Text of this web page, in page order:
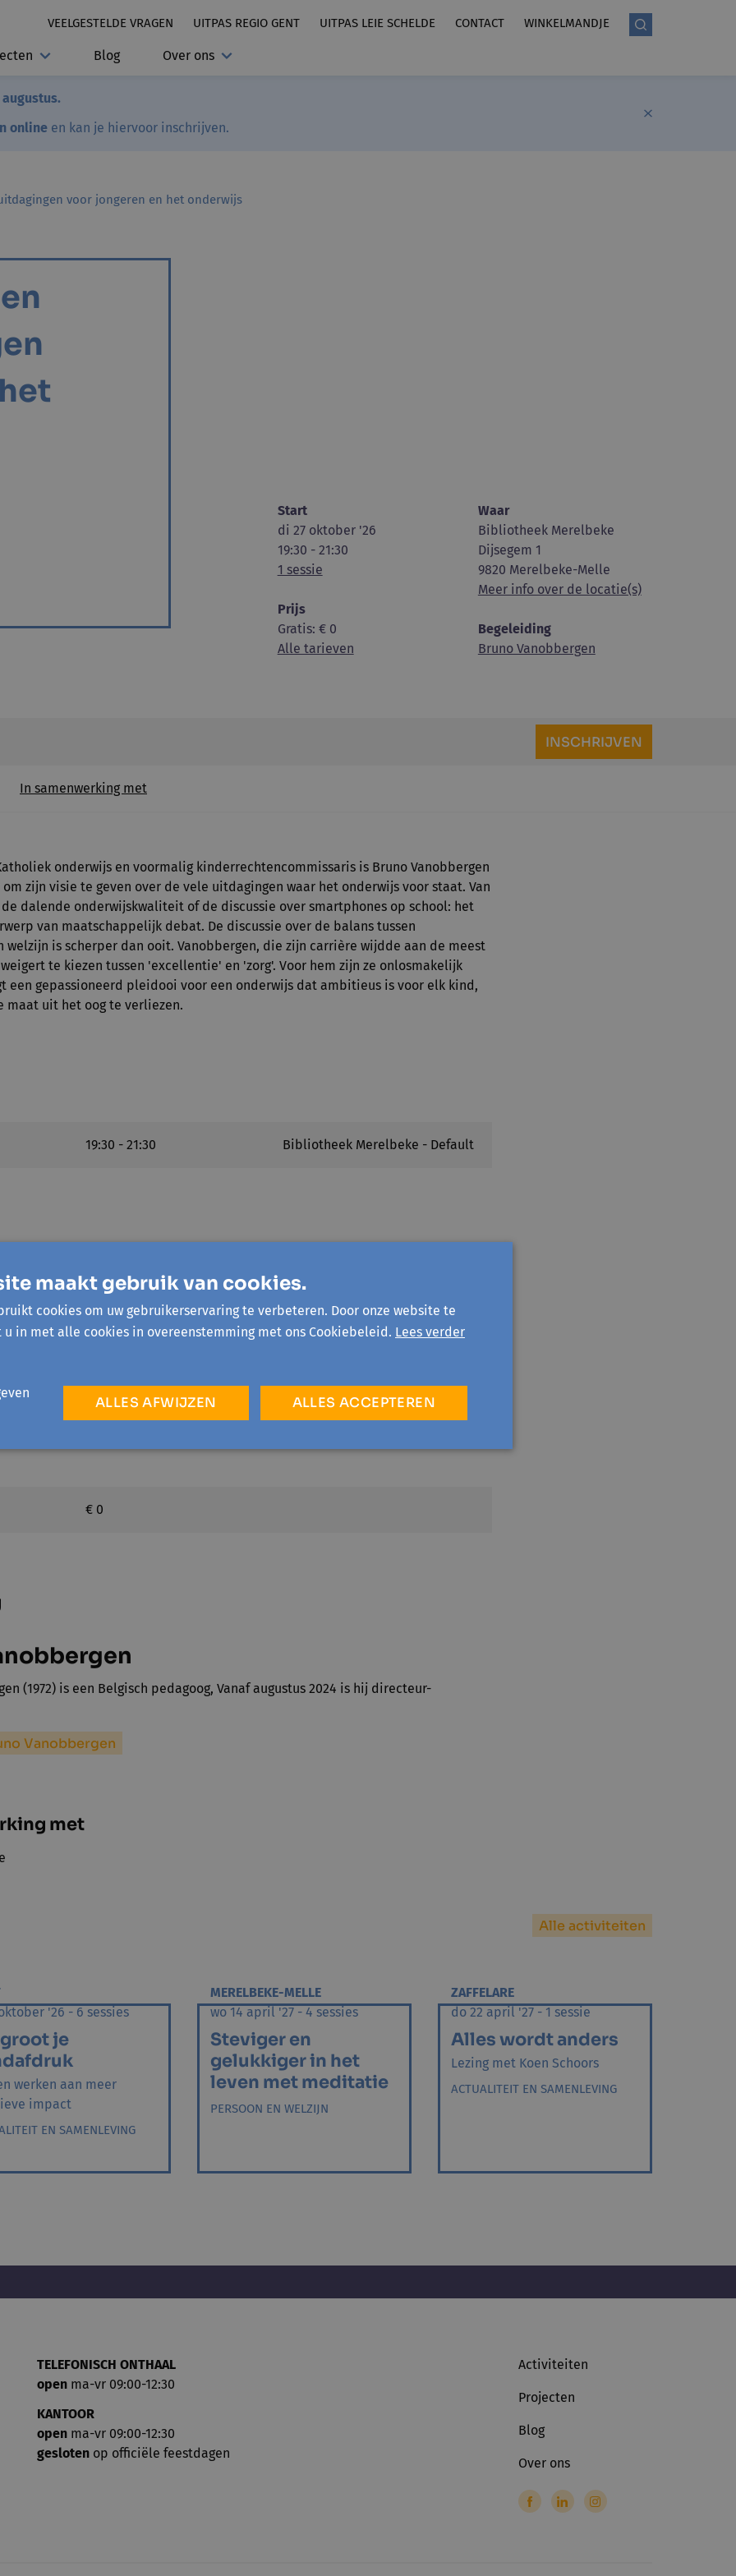
VEELGESTELDE VRAGEN UITPAS REGIO GENT UITPAS LEIE SCHELDE CONTACT WINKELMANDJE
Blog Over ons
online en kan je hiervoor inschrijven.
voor jongeren en het onderwijs
Start
di 27 oktober '26
19:30 - 21:30
1 sessie
Prijs
Gratis: € 0
Alle tarieven
Waar
Bibliotheek Merelbeke
Dijsegem 1
9820 Merelbeke-Melle
Meer info over de locatie(s)
Begeleiding
Bruno Vanobbergen
INSCHRIJVEN
In samenwerking met
onderwijs en voormalig kinderrechtencommissaris is Bruno Vanobbergen
zijn visie te geven over de vele uitdagingen waar het onderwijs voor staat. Van
dalende onderwijskwaliteit of de discussie over smartphones op school: het
van maatschappelijk debat. De discussie over de balans tussen
is scherper dan ooit. Vanobbergen, die zijn carrière wijdde aan de meest
te kiezen tussen 'excellentie' en 'zorg'. Voor hem zijn ze onlosmakelijk
een gepassioneerd pleidooi voor een onderwijs dat ambitieus is voor elk kind,
maat uit het oog te verliezen.
19:30 - 21:30 Bibliotheek Merelbeke - Default
€ 0
(1972) is een Belgisch pedagoog, Vanaf augustus 2024 is hij directeur-
Vanobbergen
met
Alle activiteiten
'26 - 6 sessies
je
werken aan meer
impact
EN SAMENLEVING
MERELBEKE-MELLE
wo 14 april '27 - 4 sessies
Steviger en
gelukkiger in het
leven met meditatie
PERSOON EN WELZIJN
ZAFFELARE
do 22 april '27 - 1 sessie
Alles wordt anders
Lezing met Koen Schoors
ACTUALITEIT EN SAMENLEVING
TELEFONISCH ONTHAAL
openma-vr 09:00-12:30
KANTOOR
openma-vr 09:00-12:30
geslotenop officiële feestdagen
Activiteiten
Projecten
Blog
Over ons
maakt gebruik van cookies.
cookies om uw gebruikerservaring te verbeteren. Door onze website te
in met alle cookies in overeenstemming met ons Cookiebeleid. Lees verder
ALLES ACCEPTEREN
ALLES AFWIJZEN